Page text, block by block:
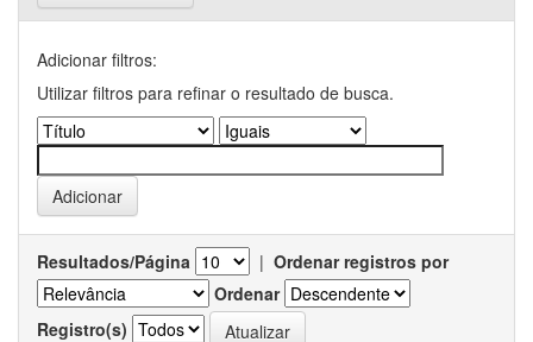
Adicionar filtros:
Utilizar filtros para refinar o resultado de busca.
Resultados/Página | Ordenar registros por
Ordenar
Registro(s)